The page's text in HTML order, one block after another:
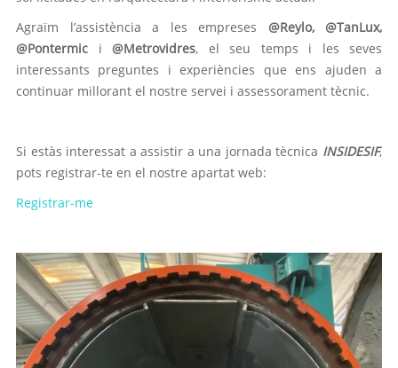
Agraïm l’assistència a les empreses @Reylo, @TanLux,
@Pontermic i @Metrovidres, el seu temps i les seves
interessants preguntes i experiències que ens ajuden a
continuar millorant el nostre servei i assessorament tècnic.
Si estàs interessat a assistir a una jornada tècnica INSIDESIF,
pots registrar-te en el nostre apartat web:
Registrar-me